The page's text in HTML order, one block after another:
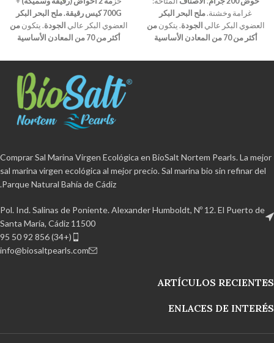
غرامة وخشنة.ملح البحر البكر
العضوي البكر عالي الجودة. يتكونمن
أكثر من 70 من المعادن الأساسية
أقل من 2%.
غير مكررة وخالية من
المواد المضافة.
700G كيس رقيقة.
ملح البحر البكر
العضوي البكر عالي الجودة. يتكونمن
أكثر من 70 من المعادن الأساسية
أقل من 2%.
غير مكررة وخالية من
المواد المضافة ومضادات التكتل.
عضوي معتمد
خالية من مادة BPA
وقابلة لإعادة التدوير بنسبة 100٪ منتج
مصنوع يدويا من حديقة خليج قادس
الطبيعية.
Comprar Sal Marina Virgen Ecológica en BioSalt Nortem Pearls. La mejor
sal marina virgen ecológica al mejor precio. Sal marina bio sin refinar del
Parque Natural Bahía de Cádiz.
Pol. Ind. Salinas de Poniente. Alexander Humboldt, Nº 12. El Puerto de
Santa María, Cádiz 11500
(+34) 856 92 50 95
info@biosaltpearls.com
ARTÍCULOS RECIENTES
ENLACES DE INTERÉS